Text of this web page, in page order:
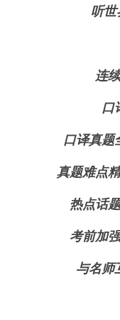
听
连
口
口译真题
真题难点
热点话
考前加
与名师